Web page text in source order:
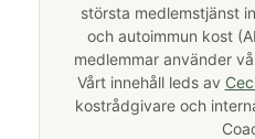
största medlemstjänst
och autoimmun kost
medlemmar använder
Vårt innehåll leds av
kostrådgivare och